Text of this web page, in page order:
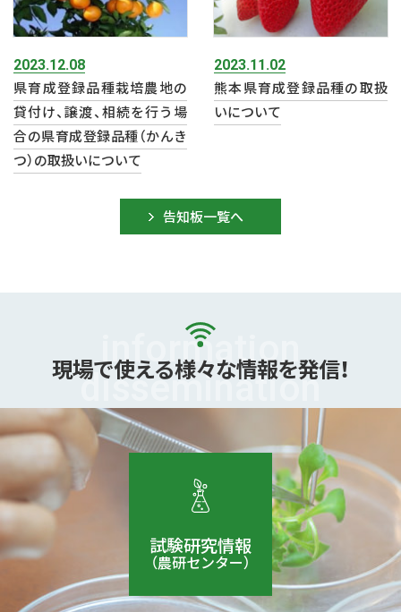
2023.12.08
県育成登録品種栽培農地の
貸付け、譲渡、相続を行う場
合の県育成登録品種（かんき
つ）の取扱いについて
2023.11.02
熊本県育成登録品種の取扱
いについて
告知板一覧へ
現場で使える様々な情報を発信！
試験研究情報
（農研センター）